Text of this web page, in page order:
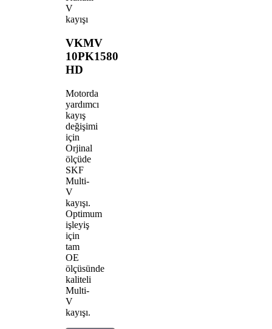
V
kayışı
VKMV
10PK1580
HD
Motorda
yardımcı
kayış
değişimi
için
Orjinal
ölçüde
SKF
Multi-
V
kayışı.
Optimum
işleyiş
için
tam
OE
ölçüsünde
kaliteli
Multi-
V
kayışı.